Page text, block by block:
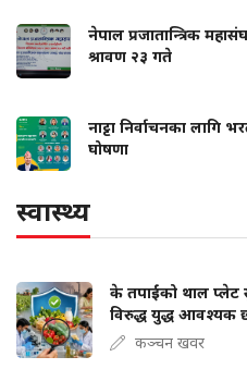
नेपाल प्रजातान्त्रिक
श्रावण २३ गते
नाट्टा निर्वाचनका लागि
घोषणा
स्वास्थ्य
के तपाईंको थाल प्लेट
विरुद्ध युद्ध आवश्यक
कञ्चन खवर